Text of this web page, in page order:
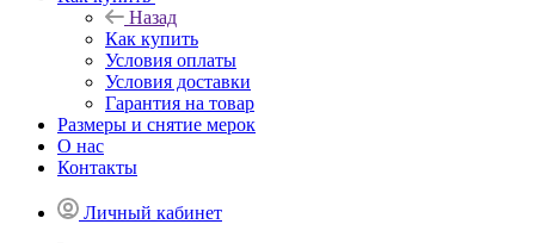
Назад
Как купить
Условия оплаты
Условия доставки
Гарантия на товар
Размеры и снятие мерок
О нас
Контакты
Личный кабинет